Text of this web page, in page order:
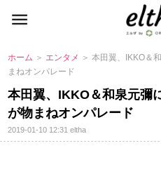
ホーム ＞ エンタメ ＞ 本田翼、IKKO＆
まねオンパレード
本田翼、IKKO＆和泉元
が物まねオンパレード
2019-01-10 12:31eltha